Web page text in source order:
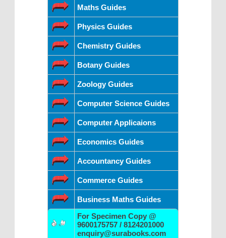
Maths Guides
Physics Guides
Chemistry Guides
Botany Guides
Zoology Guides
Computer Science Guides
Computer Applicaions
Economics Guides
Accountancy Guides
Commerce Guides
Business Maths Guides
For Specimen Copy @
9600175757 / 8124201000
enquiry@surabooks.com